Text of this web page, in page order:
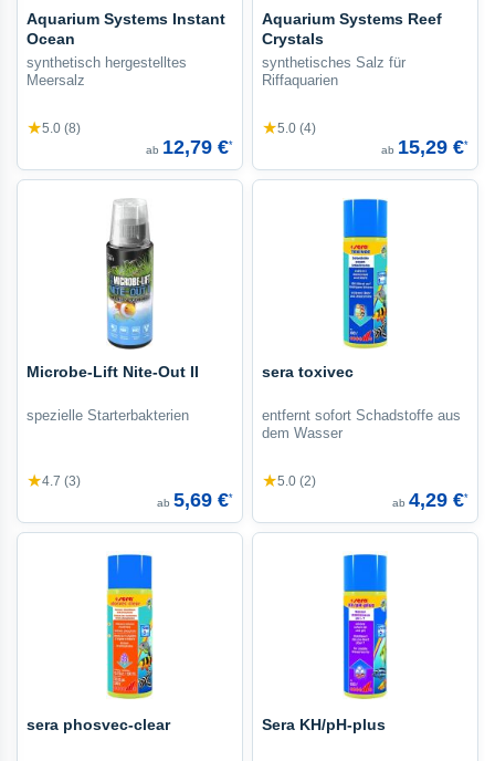
Aquarium Systems Instant
Ocean
synthetisch hergestelltes
Meersalz
★5.0 (8)
ab 12,79 €*
Aquarium Systems Reef
Crystals
synthetisches Salz für
Riffaquarien
★5.0 (4)
ab 15,29 €*
Microbe-Lift Nite-Out II
spezielle Starterbakterien
★4.7 (3)
ab 5,69 €*
sera toxivec
entfernt sofort Schadstoffe aus
dem Wasser
★5.0 (2)
ab 4,29 €*
sera phosvec-clear Sera KH/pH-plus